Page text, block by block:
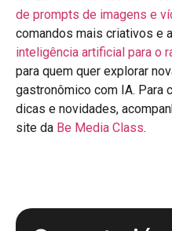
A Be Media Class oferece
deseja aplicar inteligência
estratégica e acessível.
estão amentoria para IAs,
utilizar ferramentas de IA
de prompts de imagens e
comandos mais criativos e
site da